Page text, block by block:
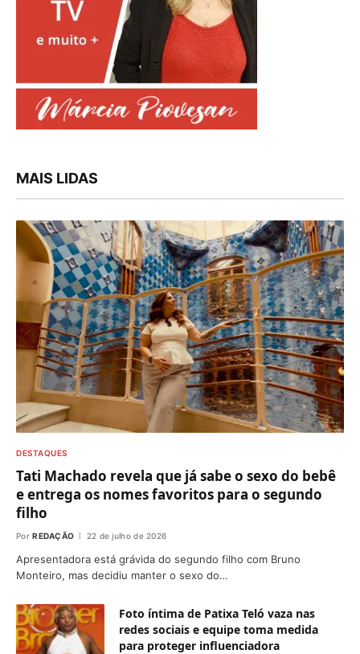
MAIS LIDAS
DESTAQUES
Tati Machado revela que já sabe o sexo do bebê
e entrega os nomes favoritos para o segundo
filho
Por REDAÇÃO 22 de julho de 2026
Apresentadora está grávida do segundo filho com Bruno
Monteiro, mas decidiu manter o sexo do…
Foto íntima de Patixa Teló vaza nas
redes sociais e equipe toma medida
para proteger influenciadora